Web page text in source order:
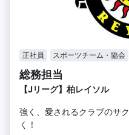
正社員 スポーツチーム・協会
総務担当
【Jリーグ】柏レイソル
強く、愛されるクラブのサ
く！